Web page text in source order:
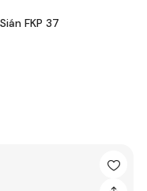
FKP 37